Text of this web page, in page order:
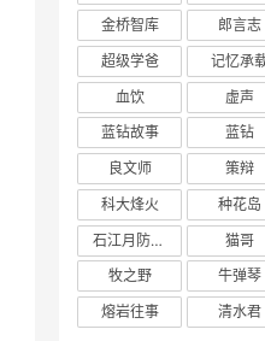
金桥智库
郎言志
超级学爸
记忆承
血饮
虚声
蓝钻故事
蓝钻
良文师
策辩
科大烽火
种花岛
石江月防务观察
猫哥
牧之野
牛弹琴
熔岩往事
清水君